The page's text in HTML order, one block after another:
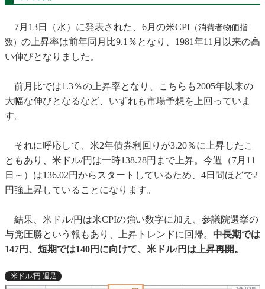
7月13日（水）に発表された、6月の米CPI （消費者物価指
数） の上昇率は前年同月比9.1％となり、1981年11月以来の高
い伸びとなりました。
前月比では1.3％の上昇率となり、こちらも2005年以来の
大幅な伸びとなるなど、いずれも市場予想を上回っていま
す。
それに呼応して、米2年債券利回りが3.20％に上昇したこ
ともあり、米ドル/円は一時138.28円まで上昇。今週（7月11
日～）は136.02円からスタートしているため、4日間ほどで2
円強上昇していることになります。
結果、米ドル/円は米CPIの強い数字に加え、参議院選挙の
与党圧勝という報もあり、上昇トレンドに回帰。 中長期では
147円、短期では140円に向けて、米ドル/円は上昇再開。
米ドル/円 週足